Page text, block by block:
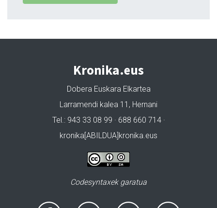
Kronika.eus
Dobera Euskara Elkartea
Larramendi kalea 11, Hernani
Tel.: 943 33 08 99 · 688 660 714 ·
kronika[ABILDUA]kronika.eus
Codesyntaxek garatua